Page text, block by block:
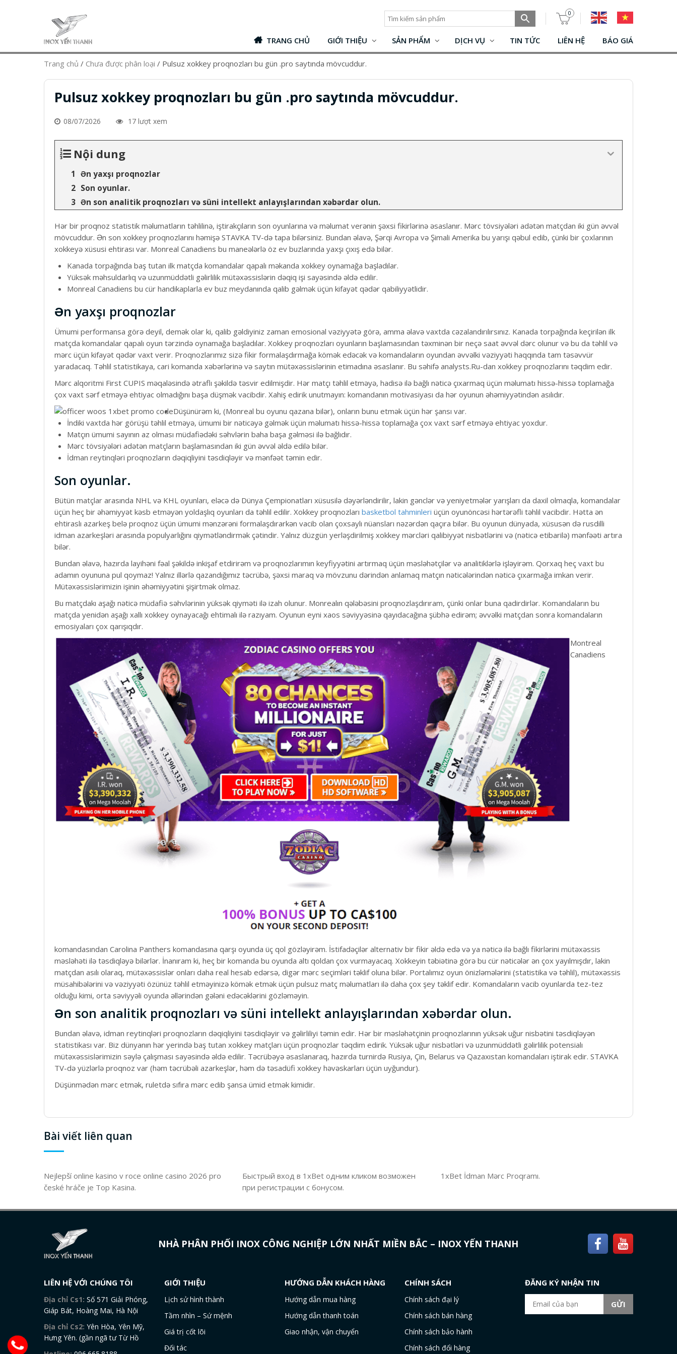
0
TRANG CHỦ GIỚI THIỆU SẢN PHẨM DỊCH VỤ TIN TỨC LIÊN HỆ BÁO GIÁ
Trang chủ / Chưa được phân loại / Pulsuz xokkey proqnozları bu gün .pro saytında mövcuddur.
Pulsuz xokkey proqnozları bu gün .pro saytında mövcuddur.
08/07/2026 17 lượt xem
Nội dung
Ən yaxşı proqnozlar
Son oyunlar.
Ən son analitik proqnozları və süni intellekt anlayışlarından xəbərdar olun.
Hər bir proqnoz statistik məlumatların təhlilinə, iştirakçıların son oyunlarına və məlumat verənin şəxsi fikirlərinə əsaslanır. Mərc tövsiyələri adətən matçdan iki gün əvvəl
mövcuddur. Ən son xokkey proqnozlarını həmişə STAVKA TV-də tapa bilərsiniz. Bundan əlavə, Şərqi Avropa və Şimali Amerika bu yarışı qəbul edib, çünki bir çoxlarının
xokkeyə xüsusi ehtirası var. Monreal Canadiens bu maneələrlə öz ev buzlarında yaxşı çıxış edə bilər.
Kanada torpağında baş tutan ilk matçda komandalar qapalı məkanda xokkey oynamağa başladılar.
Yüksək məhsuldarlıq və uzunmüddətli gəlirlilik mütəxəssislərin dəqiq işi sayəsində əldə edilir.
Monreal Canadiens bu cür handikaplarla ev buz meydanında qalib gəlmək üçün kifayət qədər qabiliyyətlidir.
Ən yaxşı proqnozlar
Ümumi performansa görə deyil, demək olar ki, qalib gəldiyiniz zaman emosional vəziyyətə görə, amma əlavə vaxtda cəzalandırılırsınız. Kanada torpağında keçirilən ilk
matçda komandalar qapalı oyun tərzində oynamağa başladılar. Xokkey proqnozları oyunların başlamasından təxminən bir neçə saat əvvəl dərc olunur və bu da təhlil və
mərc üçün kifayət qədər vaxt verir. Proqnozlarımız sizə fikir formalaşdırmağa kömək edəcək və komandaların oyundan əvvəlki vəziyyəti haqqında tam təsəvvür
yaradacaq. Təhlil statistikaya, cari komanda xəbərlərinə və saytın mütəxəssislərinin etimadına əsaslanır. Bu səhifə analysts.Ru-dan xokkey proqnozlarını təqdim edir.
Mərc alqoritmi First CUPIS məqaləsində ətraflı şəkildə təsvir edilmişdir. Hər matçı təhlil etməyə, hadisə ilə bağlı nəticə çıxarmaq üçün məlumatı hissə-hissə toplamağa
çox vaxt sərf etməyə ehtiyac olmadığını başa düşmək vacibdir. Xahiş edirik unutmayın: komandanın motivasiyası da hər oyunun əhəmiyyətindən asılıdır.
Düşünürəm ki, (Monreal bu oyunu qazana bilər), onların bunu etmək üçün hər şansı var.
İndiki vaxtda hər görüşü təhlil etməyə, ümumi bir nəticəyə gəlmək üçün məlumatı hissə-hissə toplamağa çox vaxt sərf etməyə ehtiyac yoxdur.
Matçın ümumi sayının az olması müdafiədəki səhvlərin baha başa gəlməsi ilə bağlıdır.
Mərc tövsiyələri adətən matçların başlamasından iki gün əvvəl əldə edilə bilər.
İdman reytinqləri proqnozların dəqiqliyini təsdiqləyir və mənfəət təmin edir.
Son oyunlar.
Bütün matçlar arasında NHL və KHL oyunları, eləcə də Dünya Çempionatları xüsusilə dəyərləndirilir, lakin gənclər və yeniyetmələr yarışları da daxil olmaqla, komandalar
üçün heç bir əhəmiyyət kəsb etməyən yoldaşlıq oyunları da təhlil edilir. Xokkey proqnozları basketbol tahminleri üçün oyunöncəsi hərtərəfli təhlil vacibdir. Hətta ən
ehtiraslı azarkeş belə proqnoz üçün ümumi mənzərəni formalaşdırarkən vacib olan çoxsaylı nüansları nəzərdən qaçıra bilər. Bu oyunun dünyada, xüsusən də rusdilli
idman azarkeşləri arasında populyarlığını qiymətləndirmək çətindir. Yalnız düzgün yerləşdirilmiş xokkey mərcləri qalibiyyət nisbətlərini və (nəticə etibarilə) mənfəəti artıra
bilər.
Bundan əlavə, hazırda layihəni fəal şəkildə inkişaf etdirirəm və proqnozlarımın keyfiyyətini artırmaq üçün məsləhətçilər və analitiklərlə işləyirəm. Qorxaq heç vaxt bu
adamın oyununa pul qoymaz! Yalnız illərlə qazandığımız təcrübə, şəxsi maraq və mövzunu dərindən anlamaq matçın nəticələrindən nəticə çıxarmağa imkan verir.
Mütəxəssislərimizin işinin əhəmiyyətini şişirtmək olmaz.
Bu matçdakı aşağı nəticə müdafiə səhvlərinin yüksək qiyməti ilə izah olunur. Monrealın qələbəsini proqnozlaşdırıram, çünki onlar buna qadirdirlər. Komandaların bu
matçda yenidən aşağı xallı xokkey oynayacağı ehtimalı ilə razıyam. Oyunun eyni xaos səviyyəsinə qayıdacağına şübhə edirəm; əvvəlki matçdan sonra komandaların
emosiyaları çox qarışıqdır.
Montreal
Canadiens
komandasından Carolina Panthers komandasına qarşı oyunda üç qol gözləyirəm. İstifadəçilər alternativ bir fikir əldə edə və ya nəticə ilə bağlı fikirlərini mütəxəssis
məsləhəti ilə təsdiqləyə bilərlər. İnanıram ki, heç bir komanda bu oyunda altı qoldan çox vurmayacaq. Xokkeyin təbiətinə görə bu cür nəticələr ən çox yayılmışdır, lakin
matçdan asılı olaraq, mütəxəssislər onları daha real hesab edərsə, digər mərc seçimləri təklif oluna bilər. Portalımız oyun önizləmələrini (statistika və təhlil), mütəxəssis
müsahibələrini və vəziyyəti özünüz təhlil etməyinizə kömək etmək üçün pulsuz matç məlumatları ilə daha çox şey təklif edir. Komandaların vacib oyunlarda tez-tez
olduğu kimi, orta səviyyəli oyunda əllərindən gələni edəcəklərini gözləməyin.
Ən son analitik proqnozları və süni intellekt anlayışlarından xəbərdar olun.
Bundan əlavə, idman reytinqləri proqnozların dəqiqliyini təsdiqləyir və gəlirliliyi təmin edir. Hər bir məsləhətçinin proqnozlarının yüksək uğur nisbətini təsdiqləyən
statistikası var. Biz dünyanın hər yerində baş tutan xokkey matçları üçün proqnozlar təqdim edirik. Yüksək uğur nisbətləri və uzunmüddətli gəlirlilik potensialı
mütəxəssislərimizin səylə çalışması sayəsində əldə edilir. Təcrübəyə əsaslanaraq, hazırda turnirdə Rusiya, Çin, Belarus və Qazaxıstan komandaları iştirak edir. STAVKA
TV-də yüzlərlə proqnoz var (həm təcrübəli azarkeşlər, həm də təsadüfi xokkey həvəskarları üçün uyğundur).
Düşünmədən mərc etmək, ruletdə sıfıra mərc edib şansa ümid etmək kimidir.
Bài viết liên quan
Nejlepší online kasino v roce online casino 2026 pro
české hráče je Top Kasina.
Быстрый вход в 1xBet одним кликом возможен
при регистрации с бонусом.
1xBet İdman Mərc Proqramı.
NHÀ PHÂN PHỐI INOX CÔNG NGHIỆP LỚN NHẤT MIỀN BẮC – INOX YẾN THANH
LIÊN HỆ VỚI CHÚNG TÔI
Địa chỉ Cs1: Số 571 Giải Phóng,
Giáp Bát, Hoàng Mai, Hà Nội
Địa chỉ Cs2: Yên Hòa, Yên Mỹ,
Hưng Yên. (gần ngã tư Từ Hồ
GIỚI THIỆU
Lịch sử hình thành
Tầm nhìn – Sứ mệnh
Giá trị cốt lõi
Đối tác
HƯỚNG DẪN KHÁCH HÀNG
Hướng dẫn mua hàng
Hướng dẫn thanh toán
Giao nhận, vận chuyển
CHÍNH SÁCH
Chính sách đại lý
Chính sách bán hàng
Chính sách bảo hành
Chính sách đổi hàng
ĐĂNG KÝ NHẬN TIN